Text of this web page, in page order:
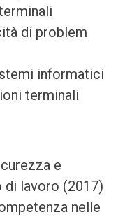
di problem
informatici
terminali
e
di lavoro (2017)
nelle